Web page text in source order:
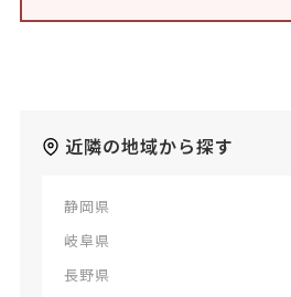
近隣の地域から探す
静岡県
岐阜県
長野県